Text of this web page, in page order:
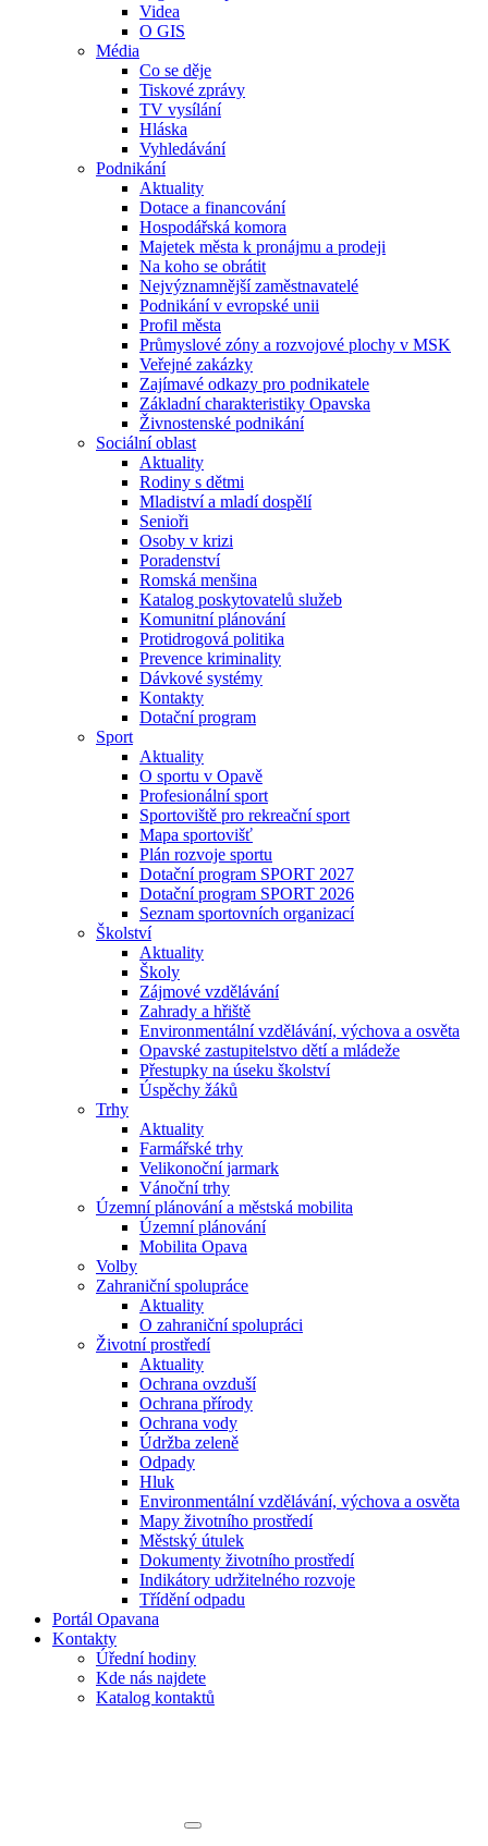
Videa
O GIS
Média
Co se děje
Tiskové zprávy
TV vysílání
Hláska
Vyhledávání
Podnikání
Aktuality
Dotace a financování
Hospodářská komora
Majetek města k pronájmu a prodeji
Na koho se obrátit
Nejvýznamnější zaměstnavatelé
Podnikání v evropské unii
Profil města
Průmyslové zóny a rozvojové plochy v MSK
Veřejné zakázky
Zajímavé odkazy pro podnikatele
Základní charakteristiky Opavska
Živnostenské podnikání
Sociální oblast
Aktuality
Rodiny s dětmi
Mladiství a mladí dospělí
Senioři
Osoby v krizi
Poradenství
Romská menšina
Katalog poskytovatelů služeb
Komunitní plánování
Protidrogová politika
Prevence kriminality
Dávkové systémy
Kontakty
Dotační program
Sport
Aktuality
O sportu v Opavě
Profesionální sport
Sportoviště pro rekreační sport
Mapa sportovišť
Plán rozvoje sportu
Dotační program SPORT 2027
Dotační program SPORT 2026
Seznam sportovních organizací
Školství
Aktuality
Školy
Zájmové vzdělávání
Zahrady a hřiště
Environmentální vzdělávání, výchova a osvěta
Opavské zastupitelstvo dětí a mládeže
Přestupky na úseku školství
Úspěchy žáků
Trhy
Aktuality
Farmářské trhy
Velikonoční jarmark
Vánoční trhy
Územní plánování a městská mobilita
Územní plánování
Mobilita Opava
Volby
Zahraniční spolupráce
Aktuality
O zahraniční spolupráci
Životní prostředí
Aktuality
Ochrana ovzduší
Ochrana přírody
Ochrana vody
Údržba zeleně
Odpady
Hluk
Environmentální vzdělávání, výchova a osvěta
Mapy životního prostředí
Městský útulek
Dokumenty životního prostředí
Indikátory udržitelného rozvoje
Třídění odpadu
Portál Opavana
Kontakty
Úřední hodiny
Kde nás najdete
Katalog kontaktů